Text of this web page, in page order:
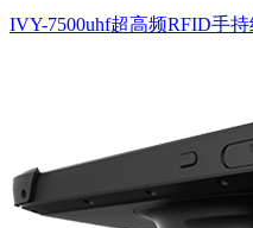
IVY-7500uhf超高频RFID手